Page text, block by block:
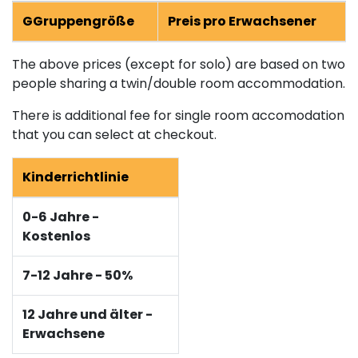
GGruppengröße Preis pro Erwachsener
The above prices (except for solo) are based on two
people sharing a twin/double room accommodation.
There is additional fee for single room accomodation
that you can select at checkout.
Kinderrichtlinie
0-6 Jahre -
Kostenlos
7-12 Jahre - 50%
12 Jahre und älter -
Erwachsene